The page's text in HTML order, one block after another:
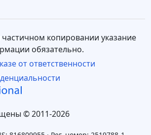
© 2011-2026
копировании указание
обязательно.
от ответственности